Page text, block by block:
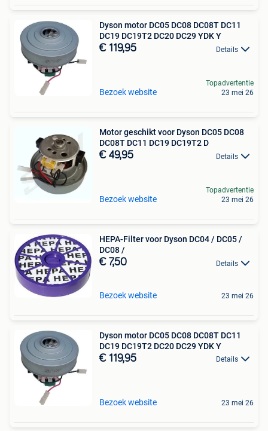
Dyson motor DC05 DC08 DC08T DC11
DC19 DC19T2 DC20 DC29 YDK Y
€ 119,95 Details
Bezoek website
Topadvertentie
23 mei 26
Motor geschikt voor Dyson DC05 DC08
DC08T DC11 DC19 DC19T2 D
€ 49,95 Details
Bezoek website
Topadvertentie
23 mei 26
HEPA-Filter voor Dyson DC04 / DC05 /
DC08 /
€ 7,50 Details
Bezoek website 23 mei 26
Dyson motor DC05 DC08 DC08T DC11
DC19 DC19T2 DC20 DC29 YDK Y
€ 119,95 Details
Bezoek website 23 mei 26